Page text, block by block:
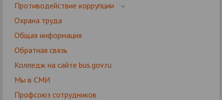
Противодействие коррупции
Охрана труда
Общая информация
Обратная связь
Колледж на сайте bus.gov.ru
Мы в СМИ
Профсоюз сотрудников